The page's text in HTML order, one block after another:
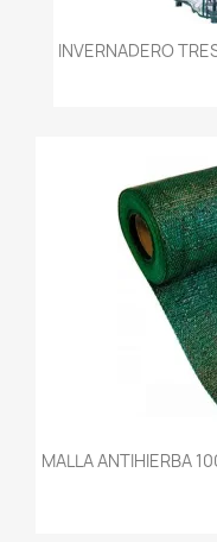
INVERNADERO
MALLA ANTIHIERBA